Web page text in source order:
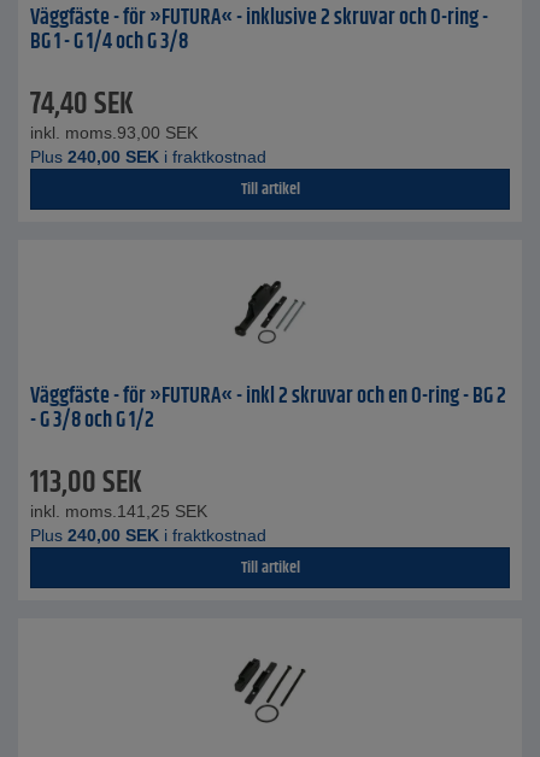
Väggfäste - för »FUTURA« - inklusive 2 skruvar och O-ring -
BG 1 - G 1/4 och G 3/8
74,40SEK
inkl. moms. 93,00 SEK
Plus 240,00 SEK i fraktkostnad
Till artikel
Väggfäste - för »FUTURA« - inkl 2 skruvar och en O-ring - BG 2
- G 3/8 och G 1/2
113,00SEK
inkl. moms. 141,25 SEK
Plus 240,00 SEK i fraktkostnad
Till artikel